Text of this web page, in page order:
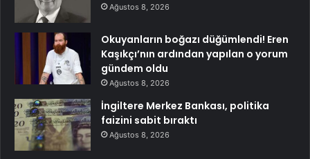
Ağustos 8, 2026
Okuyanların boğazı düğümlendi! Eren
Kaşıkçı’nın ardından yapılan o yorum
gündem oldu
Ağustos 8, 2026
İngiltere Merkez Bankası, politika
faizini sabit bıraktı
Ağustos 8, 2026